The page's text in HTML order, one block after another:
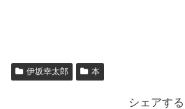
伊坂幸太郎 本
シェアする